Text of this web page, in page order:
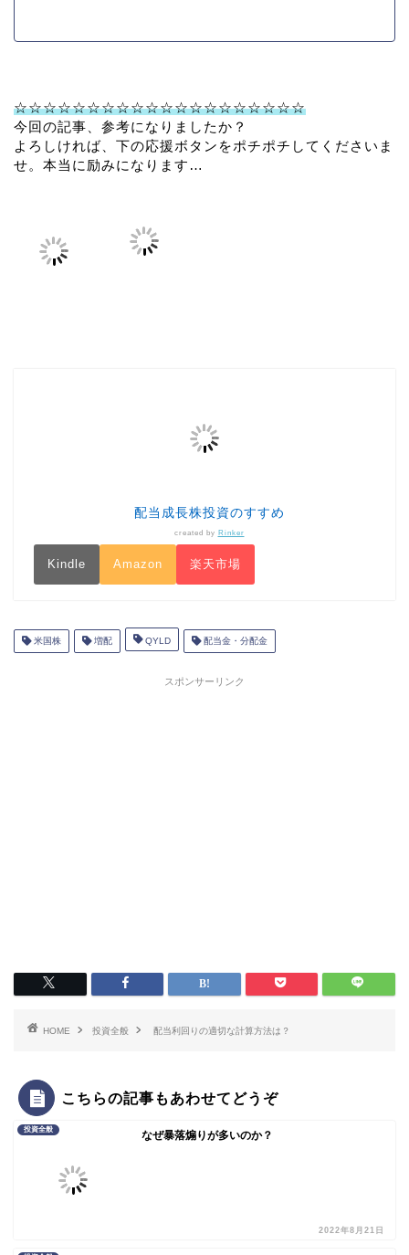
☆☆☆☆☆☆☆☆☆☆☆☆☆☆☆☆☆☆☆☆
今回の記事、参考になりましたか？
よろしければ、下の応援ボタンをポチポチしてくださいま
せ。本当に励みになります…
配当成長株投資のすすめ
created by Rinker
Kindle Amazon 楽天市場
米国株 増配 QYLD 配当金・分配金
スポンサーリンク
HOME 投資全般 配当利回りの適切な計算方法は？
こちらの記事もあわせてどうぞ
投資全般 なぜ暴落煽りが多いのか？
2022年8月21日